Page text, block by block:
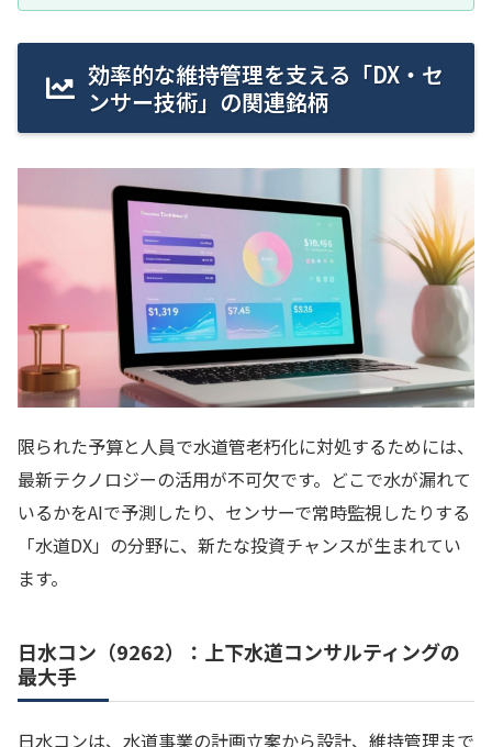
効率的な維持管理を支える「DX・セ
ンサー技術」の関連銘柄
限られた予算と人員で水道管老朽化に対処するためには、
最新テクノロジーの活用が不可欠です。どこで水が漏れて
いるかをAIで予測したり、センサーで常時監視したりする
「水道DX」の分野に、新たな投資チャンスが生まれてい
ます。
日水コン（9262）：上下水道コンサルティングの
最大手
日水コンは、水道事業の計画立案から設計、維持管理まで